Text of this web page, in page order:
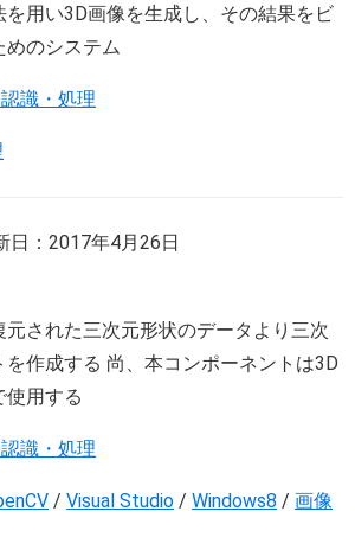
用い3D画像を生成し、その結果をビ
めのシステム
識・処理
日： 2017年4月26日
元された三次元形状のデータより三次
作成する 尚、本コンポーネントは3D
使用する
識・処理
/ Visual Studio / Windows8 / 画像